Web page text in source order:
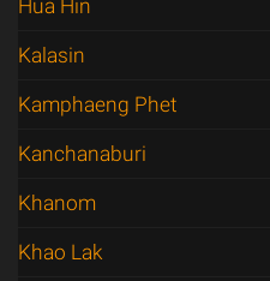
Hua Hin
Kalasin
Kamphaeng Phet
Kanchanaburi
Khanom
Khao Lak